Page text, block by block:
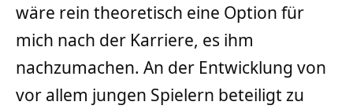
wäre rein theoretisch eine Option für
mich nach der Karriere, es ihm
nachzumachen. An der Entwicklung von
vor allem jungen Spielern beteiligt zu